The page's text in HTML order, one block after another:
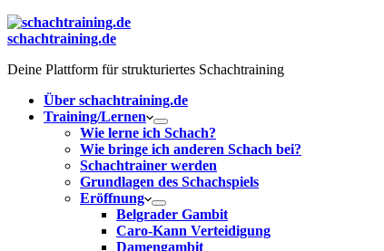
schachtraining.de
Deine Plattform für strukturiertes Schachtraining
Über schachtraining.de
Training/Lernen
Wie lerne ich Schach?
Wie bringe ich anderen Schach bei?
Schachtrainer werden
Grundlagen des Schachspiels
Eröffnung
Belgrader Gambit
Caro-Kann Verteidigung
Damengambit